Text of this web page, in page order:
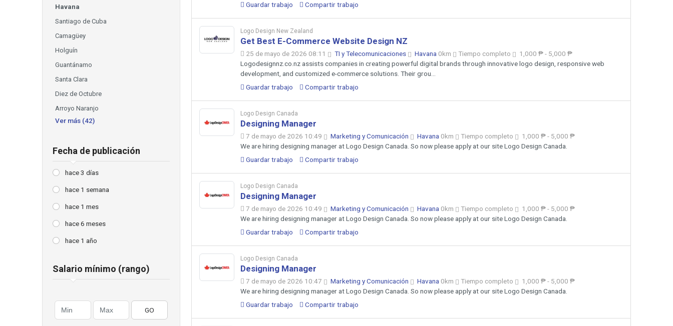
Havana
Santiago de Cuba
Camagüey
Holguín
Guantánamo
Santa Clara
Diez de Octubre
Arroyo Naranjo
Ver más (42)
Fecha de publicación
hace 3 días
hace 1 semana
hace 1 mes
hace 6 meses
hace 1 año
Salario mínimo (rango)
GO
Guardar trabajo
Compartir trabajo
Logo Design New Zealand
Get Best E-Commerce Website Design NZ
25 de mayo de 2026 08:11 TI y Telecomunicaciones Havana 0km Tiempo completo
1,000 ₱ - 5,000 ₱
Logodesignnz.co.nz assists companies in creating powerful digital brands through innovative logo design, responsive web
development, and customized e-commerce solutions. Their grou...
Guardar trabajo
Compartir trabajo
Logo Design Canada
Designing Manager
7 de mayo de 2026 10:49 Marketing y Comunicación Havana 0km Tiempo completo
1,000 ₱ - 5,000 ₱
We are hiring designing manager at Logo Design Canada. So now please apply at our site Logo Design Canada.
Guardar trabajo
Compartir trabajo
Logo Design Canada
Designing Manager
7 de mayo de 2026 10:49 Marketing y Comunicación Havana 0km Tiempo completo
1,000 ₱ - 5,000 ₱
We are hiring designing manager at Logo Design Canada. So now please apply at our site Logo Design Canada.
Guardar trabajo
Compartir trabajo
Logo Design Canada
Designing Manager
7 de mayo de 2026 10:47 Marketing y Comunicación Havana 0km Tiempo completo
1,000 ₱ - 5,000 ₱
We are hiring designing manager at Logo Design Canada. So now please apply at our site Logo Design Canada.
Guardar trabajo
Compartir trabajo